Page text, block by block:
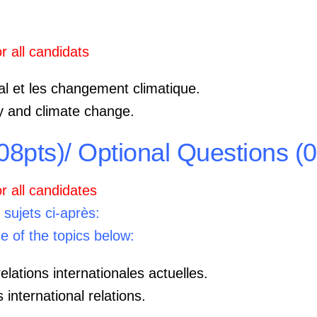
all candidats
et les changement climatique.
and climate change.
Optional Questions
all candidates
sujets ci-après:
of the topics below:
internationales actuelles.
international relations.